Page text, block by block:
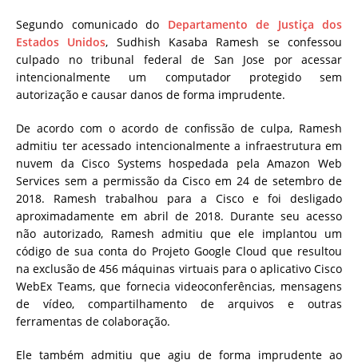
Segundo comunicado do Departamento de Justiça dos
Estados Unidos, Sudhish Kasaba Ramesh se confessou
culpado no tribunal federal de San Jose por acessar
intencionalmente um computador protegido sem
autorização e causar danos de forma imprudente.
De acordo com o acordo de confissão de culpa, Ramesh
admitiu ter acessado intencionalmente a infraestrutura em
nuvem da Cisco Systems hospedada pela Amazon Web
Services sem a permissão da Cisco em 24 de setembro de
2018. Ramesh trabalhou para a Cisco e foi desligado
aproximadamente em abril de 2018. Durante seu acesso
não autorizado, Ramesh admitiu que ele implantou um
código de sua conta do Projeto Google Cloud que resultou
na exclusão de 456 máquinas virtuais para o aplicativo Cisco
WebEx Teams, que fornecia videoconferências, mensagens
de vídeo, compartilhamento de arquivos e outras
ferramentas de colaboração.
Ele também admitiu que agiu de forma imprudente ao